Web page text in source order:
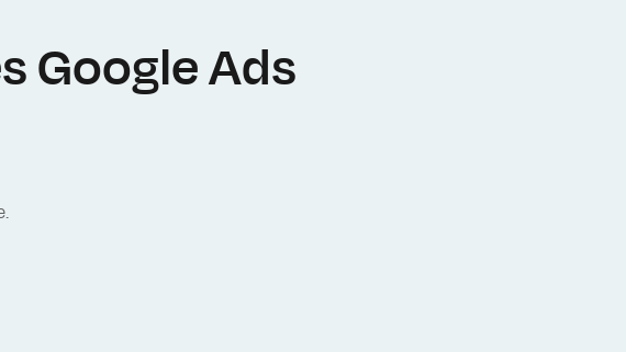
Google Ads